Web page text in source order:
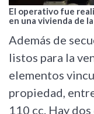
El operativo fue
en una vivienda de
Además de
listos para la
elementos
propiedad,
110 cc. Hay